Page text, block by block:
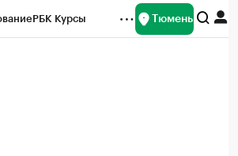
РБК Курсы Тюмень